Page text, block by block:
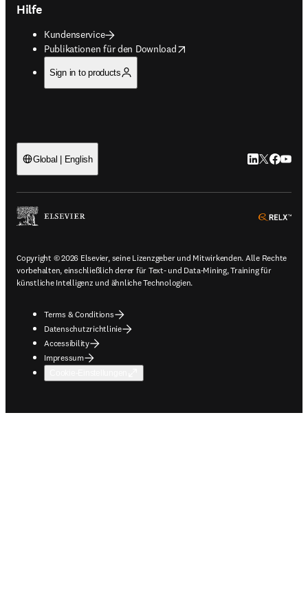
Hilfe
Kundenservice
Publikationen für den Download
opens in new tab/window
Sign in to products
Global | English LinkedIn
Twitter
Copyright © 2026 Elsevier, seine Lizenzgeber und Mitwirkenden. Alle Rechte
vorbehalten, einschließlich derer für Text- und Data-Mining, Training für
künstliche Intelligenz und ähnliche Technologien.
Terms & Conditions
Datenschutzrichtlinie
Accessibility
Impressum